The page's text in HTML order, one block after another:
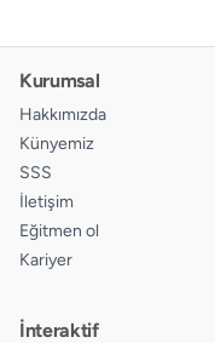
15.
Kurumsal
Hakkımızda
Künyemiz
SSS
İletişim
Eğitmen ol
Kariyer
İnteraktif